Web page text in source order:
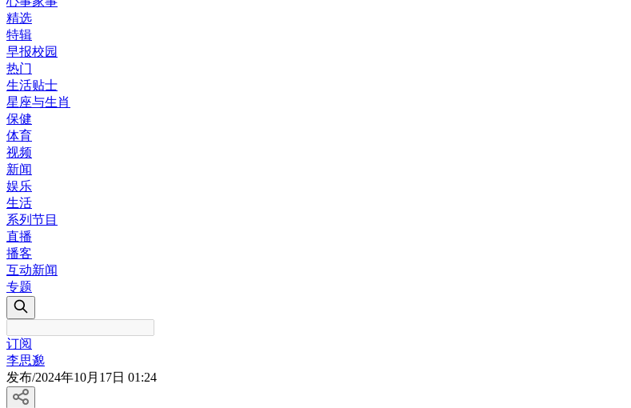
精选
特辑
早报校园
热门
生活贴士
星座与生肖
保健
体育
视频
新闻
娱乐
生活
系列节目
直播
播客
互动新闻
专题
订阅
李思邈
发布/2024年10月17日 01:24